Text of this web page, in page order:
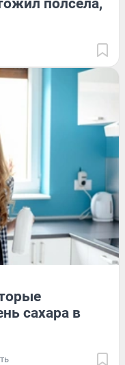
полсела,
сахара в